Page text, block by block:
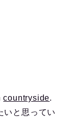
countryside.
いと思ってい